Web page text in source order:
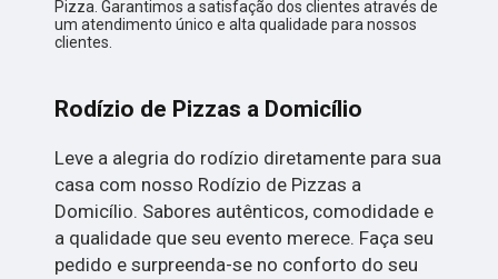
Pizza. Garantimos a satisfação dos clientes através de
um atendimento único e alta qualidade para nossos
clientes.
Rodízio de Pizzas a Domicílio
Leve a alegria do rodízio diretamente para sua
casa com nosso Rodízio de Pizzas a
Domicílio. Sabores autênticos, comodidade e
a qualidade que seu evento merece. Faça seu
pedido e surpreenda-se no conforto do seu